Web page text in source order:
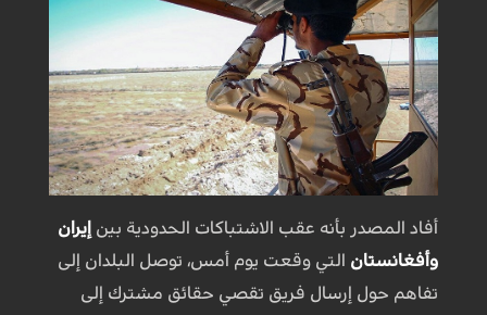
أفاد المصدر بأنه عقب الاشتباكات الحدودية بين إيران
وأفغانستان التي وقعت يوم أمس، توصل البلدان إلى
تفاهم حول إرسال فريق تقصي حقائق مشترك إلى